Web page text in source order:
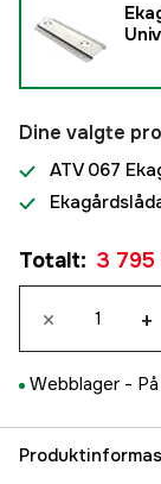
Dine valgte
ATV 067
Totalt: 3 795
× +
Webblager -